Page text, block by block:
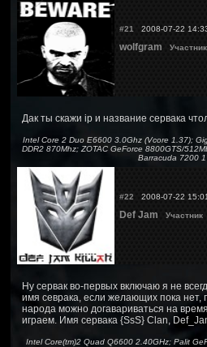
#21 2008-07-22
wolfgram Участник
Дак ты скажи ip и название сервака
Intel Core 2 Duo E6600 3.0Ghz (Vcore 1.37);
DDR2 870Mhz; ZOTAC GeForce 8800GTS/
Barracuda 7200
#22 2008-07-22 15:01
Def Jam Участник
Ну сервак во-первых включаю я не
имя севрака, если желающих пока нет,
народа можно догавариваться на
играем. Имя сервака {SsS} Clan,
Intel Core(tm)2 Quad Q6600 2.40GHz; Palit